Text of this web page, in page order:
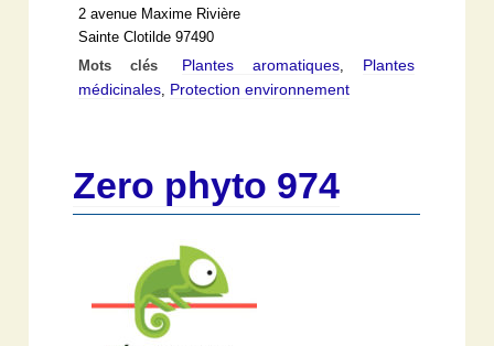
2 avenue Maxime Rivière
Sainte Clotilde 97490
Mots clés
Plantes aromatiques, Plantes
médicinales, Protection environnement
Zero phyto 974